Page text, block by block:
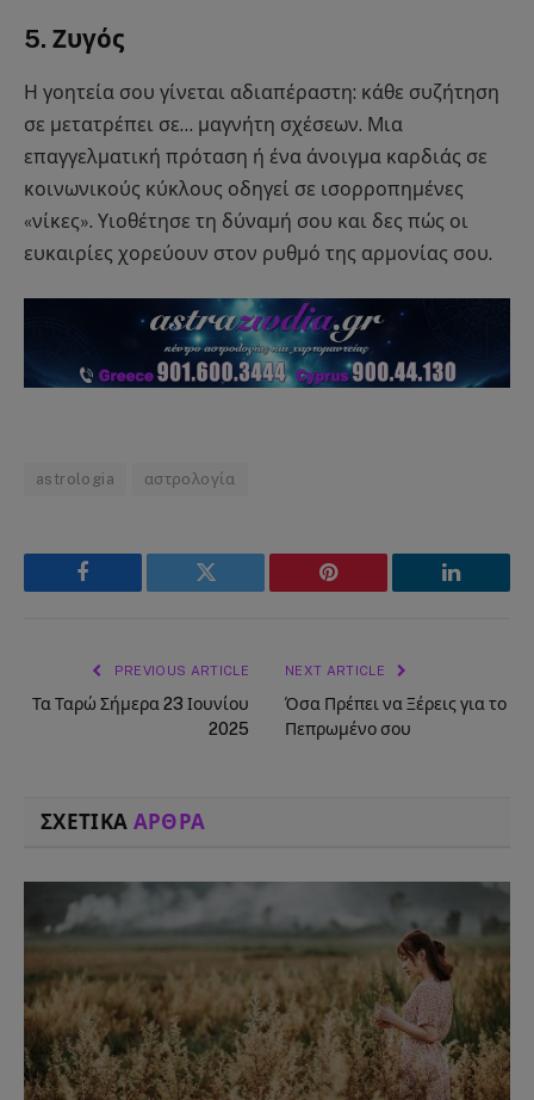
5. Ζυγός
Η γοητεία σου γίνεται αδιαπέραστη: κάθε συζήτηση
σε μετατρέπει σε… μαγνήτη σχέσεων. Μια
επαγγελματική πρόταση ή ένα άνοιγμα καρδιάς σε
κοινωνικούς κύκλους οδηγεί σε ισορροπημένες
«νίκες». Υιοθέτησε τη δύναμή σου και δες πώς οι
ευκαιρίες χορεύουν στον ρυθμό της αρμονίας σου.
astrologia αστρολογία
Facebook Twitter Pinterest LinkedIn
PREVIOUS ARTICLE
Τα Ταρώ Σήμερα 23 Ιουνίου
2025
NEXT ARTICLE
Όσα Πρέπει να Ξέρεις για το
Πεπρωμένο σου
ΣΧΕΤΙΚΑ ΑΡΘΡΑ